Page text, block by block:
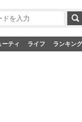
ーティ ライフ ランキング